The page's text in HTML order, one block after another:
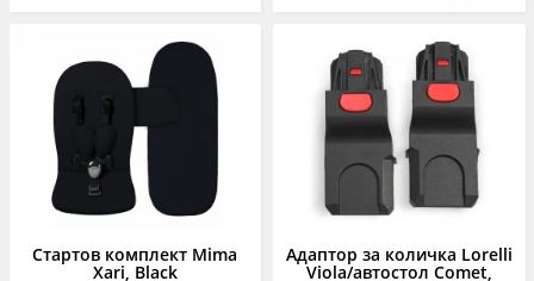
Стартов комплект Mima
Xari, Black
Адаптор за количка Lorelli
Viola/автостол Comet,